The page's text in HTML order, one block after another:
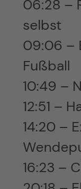
06:28 –
selbst
09:06 –
Fußball
10:49 –
12:51 –
14:20 –
16:23 –